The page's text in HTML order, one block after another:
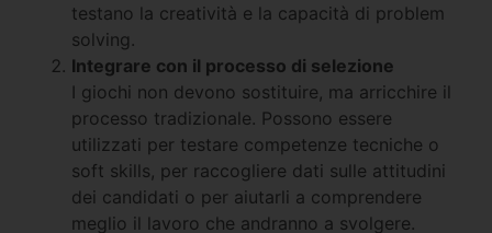
testano la creatività e la capacità di problem
solving.
Integrare con il processo di selezione
I giochi non devono sostituire, ma arricchire il
processo tradizionale. Possono essere
utilizzati per testare competenze tecniche o
soft skills, per raccogliere dati sulle attitudini
dei candidati o per aiutarli a comprendere
meglio il lavoro che andranno a svolgere.